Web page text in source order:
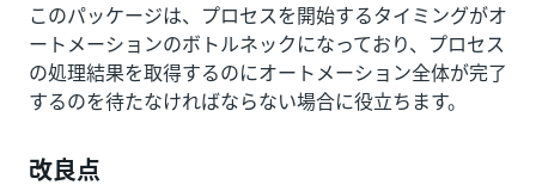
このパッケージは、プロセスを開始するタイミングがオ
ートメーションのボトルネックになっており、プロセス
の処理結果を取得するのにオートメーション全体が完了
するのを待たなければならない場合に役立ちます。
改良点